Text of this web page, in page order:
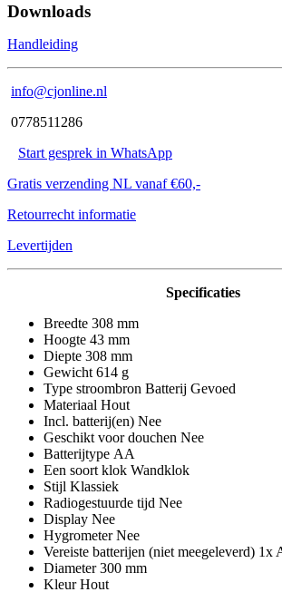
Downloads
Handleiding
info@cjonline.nl
0778511286
Start gesprek in WhatsApp
Gratis verzending NL vanaf €60,-
Retourrecht informatie
Levertijden
Specificaties
Breedte 308 mm
Hoogte 43 mm
Diepte 308 mm
Gewicht 614 g
Type stroombron Batterij Gevoed
Materiaal Hout
Incl. batterij(en) Nee
Geschikt voor douchen Nee
Batterijtype AA
Een soort klok Wandklok
Stijl Klassiek
Radiogestuurde tijd Nee
Display Nee
Hygrometer Nee
Vereiste batterijen (niet meegeleverd)
Diameter 300 mm
Kleur Hout